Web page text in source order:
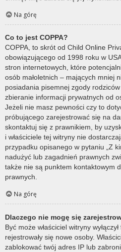
Na górę
Co to jest COPPA?
COPPA, to skrót od Child Online
obowiązującego od 1998 roku w
stron internetowych, które
osób małoletnich – mających mniej
posiadania pisemnej zgody
zbieranie informacji prywatnych od
Jeżeli nie masz pewności czy to
próbującego zarejestrować się na
skontaktuj się z prawnikiem, by
i właściciele tej witryny nie
przypadku opisanego w pytaniu „Z
nadużyć lub zagadnień prawnych
także nie są punktem kontaktowym
prawnych.
Na górę
Dlaczego nie mogę się
Być może właściciel witryny
rejestrowały się nowe osoby.
zablokować twój adres IP lub